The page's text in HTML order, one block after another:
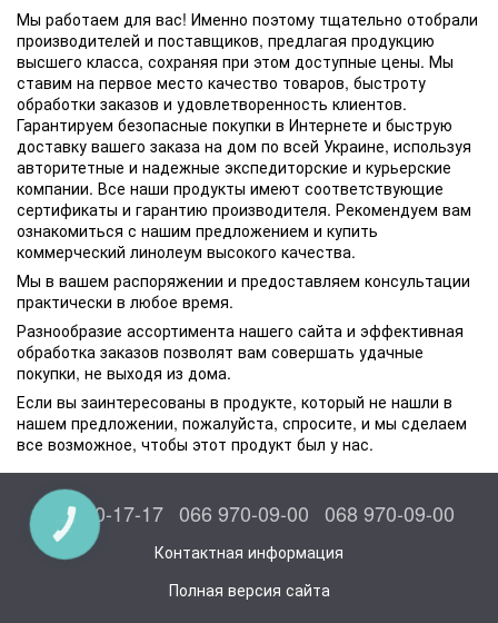
Мы работаем для вас! Именно поэтому тщательно отобрали
производителей и поставщиков, предлагая продукцию
высшего класса, сохраняя при этом доступные цены. Мы
ставим на первое место качество товаров, быстроту
обработки заказов и удовлетворенность клиентов.
Гарантируем безопасные покупки в Интернете и быструю
доставку вашего заказа на дом по всей Украине, используя
авторитетные и надежные экспедиторские и курьерские
компании. Все наши продукты имеют соответствующие
сертификаты и гарантию производителя. Рекомендуем вам
ознакомиться с нашим предложением и купить
коммерческий линолеум высокого качества.
Мы в вашем распоряжении и предоставляем консультации
практически в любое время.
Разнообразие ассортимента нашего сайта и эффективная
обработка заказов позволят вам совершать удачные
покупки, не выходя из дома.
Если вы заинтересованы в продукте, который не нашли в
нашем предложении, пожалуйста, спросите, и мы сделаем
все возможное, чтобы этот продукт был у нас.
044 300-17-17 066 970-09-00 068 970-09-00
Контактная информация
Полная версия сайта
КНОПКА
СВЯЗИ